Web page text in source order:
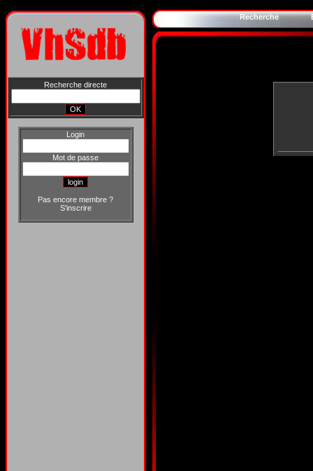
Recherche directe
Login
Mot de passe
Pas encore membre ?
S'inscrire
Recherche